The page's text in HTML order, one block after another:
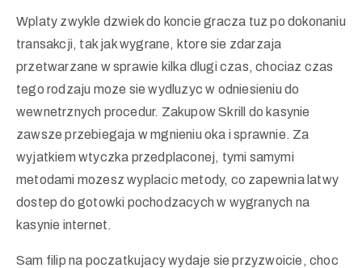
Wplaty zwykle dzwiek do koncie gracza tuz po dokonaniu
transakcji, tak jak wygrane, ktore sie zdarzaja
przetwarzane w sprawie kilka dlugi czas, chociaz czas
tego rodzaju moze sie wydluzyc w odniesieniu do
wewnetrznych procedur. Zakupow Skrill do kasynie
zawsze przebiegaja w mgnieniu oka i sprawnie. Za
wyjatkiem wtyczka przedplaconej, tymi samymi
metodami mozesz wyplacic metody, co zapewnia latwy
dostep do gotowki pochodzacych w wygranych na
kasynie internet.
Sam filip na poczatkujacy wydaje sie przyzwoicie, choc